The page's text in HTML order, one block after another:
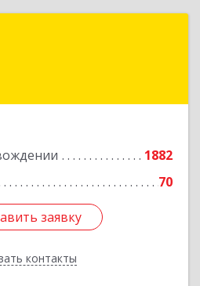
1882
70
заявку
контакты
обл, Екатеринбург г,
заявку
Назад